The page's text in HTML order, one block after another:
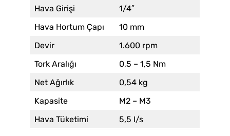
Hava Girişi
1/4″
Hava Hortum Çapı
10 mm
Devir
1.600 rpm
Tork Aralığı
0,5 – 1,5 Nm
Net Ağırlık
0,54 kg
Kapasite
M2 – M3
Hava Tüketimi
5,5 I/s